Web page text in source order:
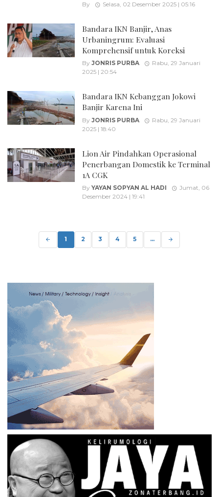
By Selasa, 02 Desember 2025 | 05:16
Bandara IKN Banjir, Anas
Urbaningrum: Evaluasi
Komprehensif untuk Koreksi
By JONRIS PURBA
Rabu, 29 Januari
2025 | 20:54
Bandara IKN Kebanggan Jokowi
Banjir Karena Ini
By JONRIS PURBA
Rabu, 29 Januari
2025 | 18:40
Lion Air Pindahkan Operasional
Penerbangan Domestik ke Terminal
1A CGK
By YAYAN SOPYAN AL HADI
Jumat, 06
Desember 2024 | 19:41
navigation
1 2 3 4 5 ...